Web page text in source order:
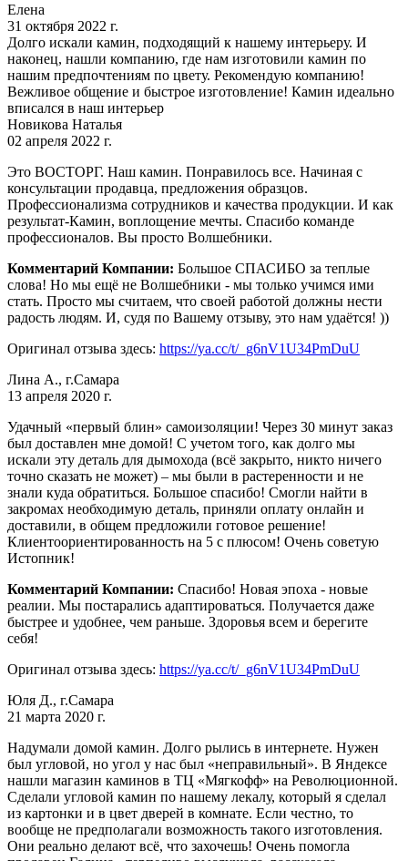
Елена
31 октября 2022 г.
Долго искали камин, подходящий к нашему интерьеру. И
наконец, нашли компанию, где нам изготовили камин по
нашим предпочтениям по цвету. Рекомендую компанию!
Вежливое общение и быстрое изготовление! Камин идеально
вписался в наш интерьер
Новикова Наталья
02 апреля 2022 г.
Это ВОСТОРГ. Наш камин. Понравилось все. Начиная с
консультации продавца, предложения образцов.
Профессионализма сотрудников и качества продукции. И как
результат-Камин, воплощение мечты. Спасибо команде
профессионалов. Вы просто Волшебники.
Комментарий Компании: Большое СПАСИБО за теплые
слова! Но мы ещё не Волшебники - мы только учимся ими
стать. Просто мы считаем, что своей работой должны нести
радость людям. И, судя по Вашему отзыву, это нам удаётся! ))
Оригинал отзыва здесь: https://ya.cc/t/_g6nV1U34PmDuU
Лина А., г.Самара
13 апреля 2020 г.
Удачный «первый блин» самоизоляции! Через 30 минут заказ
был доставлен мне домой! С учетом того, как долго мы
искали эту деталь для дымохода (всё закрыто, никто ничего
точно сказать не может) – мы были в растеренности и не
знали куда обратиться. Большое спасибо! Смогли найти в
закромах необходимую деталь, приняли оплату онлайн и
доставили, в общем предложили готовое решение!
Клиентоориентированность на 5 с плюсом! Очень советую
Истопник!
Комментарий Компании: Спасибо! Новая эпоха - новые
реалии. Мы постарались адаптироваться. Получается даже
быстрее и удобнее, чем раньше. Здоровья всем и берегите
себя!
Оригинал отзыва здесь: https://ya.cc/t/_g6nV1U34PmDuU
Юля Д., г.Самара
21 марта 2020 г.
Надумали домой камин. Долго рылись в интернете. Нужен
был угловой, но угол у нас был «неправильный». В Яндексе
нашли магазин каминов в ТЦ «Мягкофф» на Революционной.
Сделали угловой камин по нашему лекалу, который я сделал
из картонки и в цвет дверей в комнате. Если честно, то
вообще не предполагали возможность такого изготовления.
Они реально делают всё, что захочешь! Очень помогла